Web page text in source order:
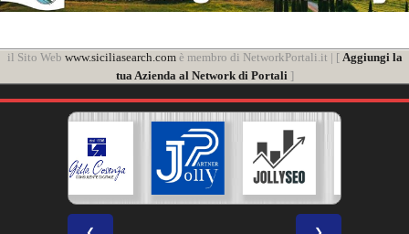
il Sito Web www.siciliasearch.comè membro di NetworkPortali.it | [ Aggiungi la
tua Azienda al Network di Portali]